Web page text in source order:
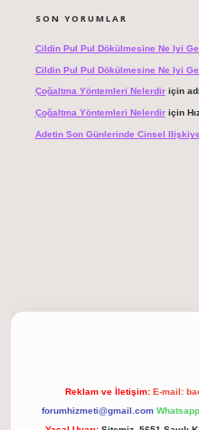
SON YORUMLAR
Cildin Pul Pul Dökülmesine Ne Iyi
Cildin Pul Pul Dökülmesine Ne Iyi
Çoğaltma Yöntemleri Nelerdiriçin
Çoğaltma Yöntemleri Nelerdiriçin
Adetin Son Günlerinde Cinsel
Reklam ve İletişim: E-mail:
forumhizmeti@gmail.com